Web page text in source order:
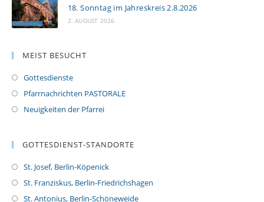
18. Sonntag im Jahreskreis 2.8.2026
2. AUGUST 2026
MEIST BESUCHT
Gottesdienste
Pfarrnachrichten PASTORALE
Neuigkeiten der Pfarrei
GOTTESDIENST-STANDORTE
St. Josef, Berlin-Köpenick
St. Franziskus, Berlin-Friedrichshagen
St. Antonius, Berlin-Schöneweide